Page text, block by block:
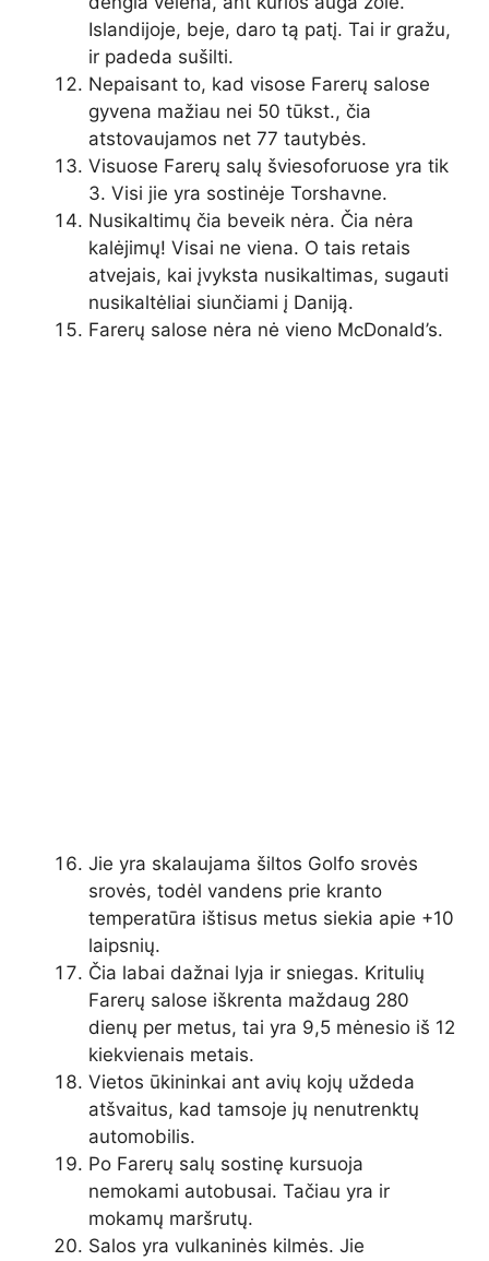
Islandijoje, beje, daro tą patį. Tai ir gražu,
ir padeda sušilti.
Nepaisant to, kad visose Farerų salose
gyvena mažiau nei 50 tūkst., čia
atstovaujamos net 77 tautybės.
Visuose Farerų salų šviesoforuose yra tik
3. Visi jie yra sostinėje Torshavne.
Nusikaltimų čia beveik nėra. Čia nėra
kalėjimų! Visai ne viena. O tais retais
atvejais, kai įvyksta nusikaltimas, sugauti
nusikaltėliai siunčiami į Daniją.
Farerų salose nėra nė vieno McDonald’s.
Jie yra skalaujama šiltos Golfo srovės
srovės, todėl vandens prie kranto
temperatūra ištisus metus siekia apie +10
laipsnių.
Čia labai dažnai lyja ir sniegas. Kritulių
Farerų salose iškrenta maždaug 280
dienų per metus, tai yra 9,5 mėnesio iš 12
kiekvienais metais.
Vietos ūkininkai ant avių kojų uždeda
atšvaitus, kad tamsoje jų nenutrenktų
automobilis.
Po Farerų salų sostinę kursuoja
nemokami autobusai. Tačiau yra ir
mokamų maršrutų.
Salos yra vulkaninės kilmės. Jie